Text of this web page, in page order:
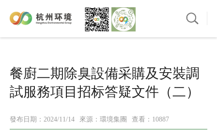
餐廚二期除臭設備采購及安裝調
試服務項目招标答疑文件（二）
發布日期：2024/11/14 來源：環境集團 查看：10887